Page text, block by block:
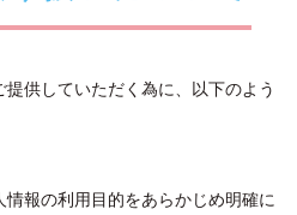
供していただく為に、以下のよう
報の利用目的をあらかじめ明確に